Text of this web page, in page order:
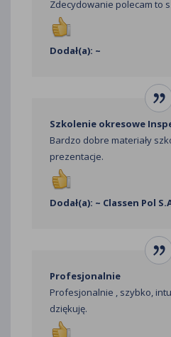
Zdecydowanie polecam to
Dodał(a): ~
Szkolenie okresowe
Bardzo dobre materiały
prezentacje.
Dodał(a): ~ Classen Pol
Profesjonalnie
Profesjonalnie , szybko,
dziękuję.